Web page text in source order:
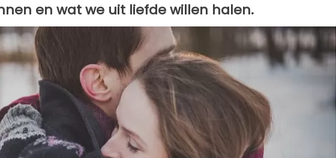
en wat we uit liefde willen halen.